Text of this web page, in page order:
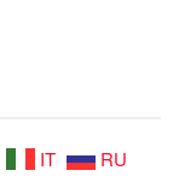
IT RU